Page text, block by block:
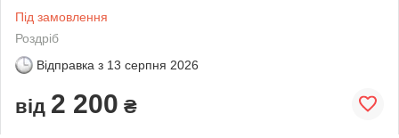
Під замовлення
Роздріб
Відправка з 13 серпня 2026
від 2 200 ₴